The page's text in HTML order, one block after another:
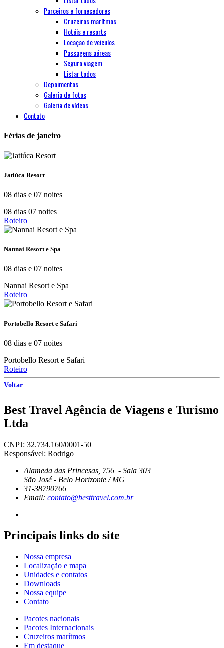
Parceiros e fornecedores
Cruzeiros marítmos
Hotéis e resorts
Locação de veículos
Passagens aéreas
Seguro viagem
Listar todos
Depoimentos
Galeria de fotos
Galeria de vídeos
Contato
Férias de janeiro
Jatiúca Resort
08 dias e 07 noites
08 dias 07 noites
Roteiro
Nannai Resort e Spa
08 dias e 07 noites
Nannai Resort e Spa
Roteiro
Portobello Resort e Safari
08 dias e 07 noites
Portobello Resort e Safari
Roteiro
Voltar
Best Travel Agência de Viagens e Turismo
Ltda
CNPJ: 32.734.160/0001-50
Responsável: Rodrigo
Alameda das Princesas, 756 - Sala 303
São José - Belo Horizonte / MG
31-38790766
Email: contato@besttravel.com.br
Principais links do site
Nossa empresa
Localização e mapa
Unidades e contatos
Downloads
Nossa equipe
Contato
Pacotes nacionais
Pacotes Internacionais
Cruzeiros marítmos
Em destaque